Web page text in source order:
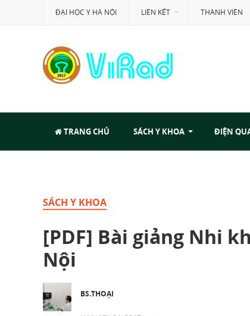
ĐẠI HỌC Y HÀ NỘI LIÊN KẾT THÀNH VIÊN
TRANG CHỦ SÁCH Y KHOA ĐIỆN
SÁCH Y KHOA
[PDF] Bài giảng Nhi
Nội
BS.THOẠI